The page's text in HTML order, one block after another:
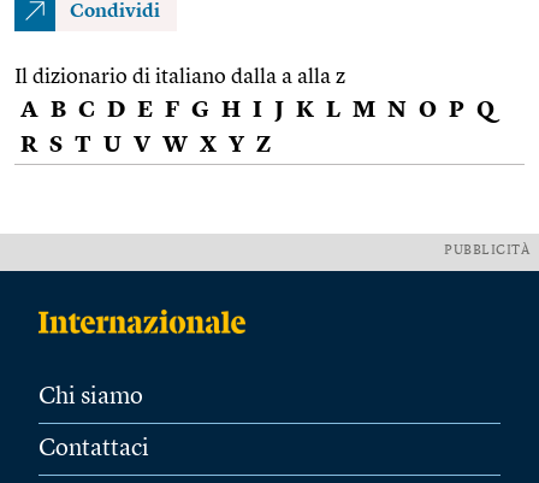
Condividi
Il dizionario di italiano dalla a alla z
A B C D E F G H I J K L M N O P Q
R S T U V W X Y Z
PUBBLICITÀ
Chi siamo
Contattaci